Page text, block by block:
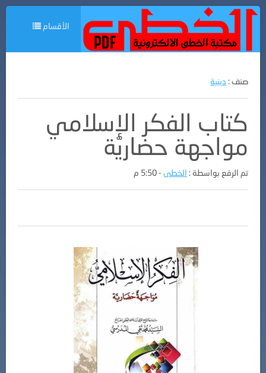
الأقسام
صنف : دينية
كتاب الفكر الإسلامي
مواجهة حضاريّة
تم الرفع بواسطة : الخطى - 5:50 م